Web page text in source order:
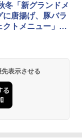
ンレンジ 25L 一人
ラットテーブル ス
ュー19種搭載 角皿
F250TSV(B)
オーブンレンジ 26
調理 ホワイト RE-
冬「新グランドメ
唐揚げ、豚バラ
クトメニュー」が
表示させる